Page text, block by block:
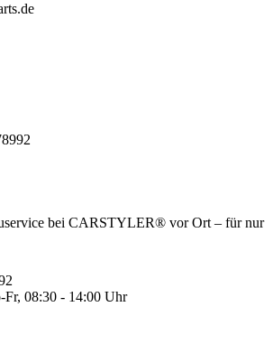
bei CARSTYLER® vor Ort – für nur
Fr, 08:30 - 14:00 Uhr